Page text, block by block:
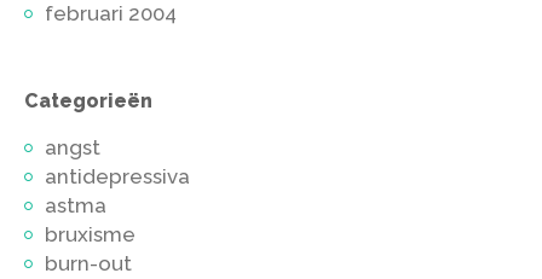
februari 2004
Categorieën
angst
antidepressiva
astma
bruxisme
burn-out